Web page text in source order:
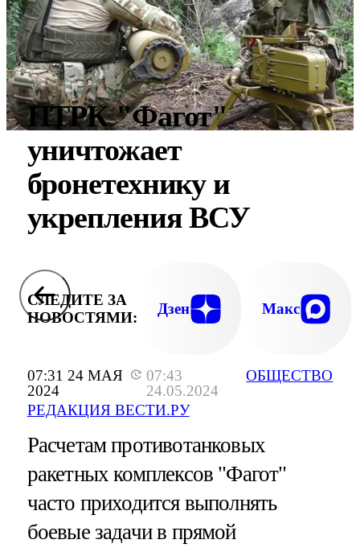
07:31 24 МАЯ
2024
07:43
24.05.2024
РЕДАКЦИЯ ВЕСТИ.РУ
ОБЩЕСТВО
ПТРК "Фагот"
уничтожает
бронетехнику и
укрепления ВСУ
СЛЕДИТЕ ЗА
НОВОСТЯМИ:
Дзен Макс
Расчетам противотанковых
ракетных комплексов "Фагот"
часто приходится выполнять
боевые задачи в прямой